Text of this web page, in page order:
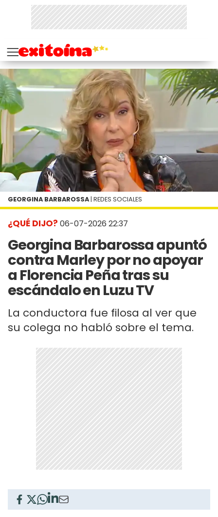
¿QUÉ DIJO? 06-07-2026 22:37
Georgina Barbarossa apuntó
contra Marley por no apoyar
a Florencia Peña tras su
escándalo en Luzu TV
La conductora fue filosa al ver que
su colega no habló sobre el tema.
GEORGINA BARBAROSSA | REDES SOCIALES